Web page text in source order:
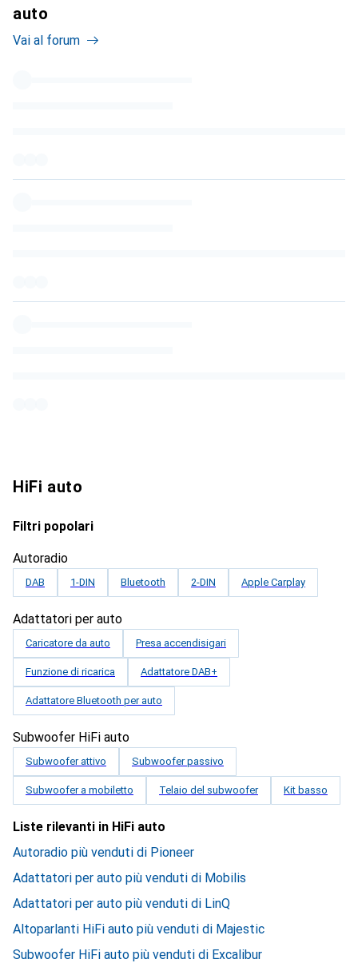
auto
Vai al forum
HiFi auto
Filtri popolari
Autoradio
DAB 1-DIN Bluetooth 2-DIN Apple Carplay
Adattatori per auto
Caricatore da auto Presa accendisigari
Funzione di ricarica Adattatore DAB+
Adattatore Bluetooth per auto
Subwoofer HiFi auto
Subwoofer attivo Subwoofer passivo
Subwoofer a mobiletto Telaio del subwoofer Kit basso
Liste rilevanti in HiFi auto
Autoradio più venduti di Pioneer
Adattatori per auto più venduti di Mobilis
Adattatori per auto più venduti di LinQ
Altoparlanti HiFi auto più venduti di Majestic
Subwoofer HiFi auto più venduti di Excalibur